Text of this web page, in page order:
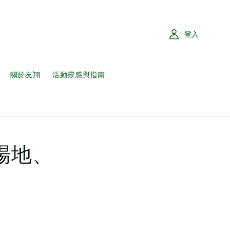
關於友翔 活動靈感與指南
登入
、